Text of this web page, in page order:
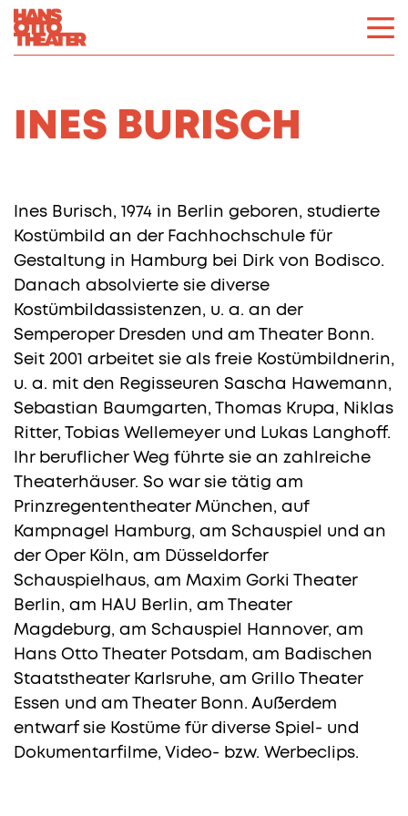
INES BURISCH
Ines Burisch, 1974 in Berlin geboren, studierte
Kostümbild an der Fachhochschule für
Gestaltung in Hamburg bei Dirk von Bodisco.
Danach absolvierte sie diverse
Kostümbildassistenzen, u. a. an der
Semperoper Dresden und am Theater Bonn.
Seit 2001 arbeitet sie als freie Kostümbildnerin,
u. a. mit den Regisseuren Sascha Hawemann,
Sebastian Baumgarten, Thomas Krupa, Niklas
Ritter, Tobias Wellemeyer und Lukas Langhoff.
Ihr beruflicher Weg führte sie an zahlreiche
Theaterhäuser. So war sie tätig am
Prinzregententheater München, auf
Kampnagel Hamburg, am Schauspiel und an
der Oper Köln, am Düsseldorfer
Schauspielhaus, am Maxim Gorki Theater
Berlin, am HAU Berlin, am Theater
Magdeburg, am Schauspiel Hannover, am
Hans Otto Theater Potsdam, am Badischen
Staatstheater Karlsruhe, am Grillo Theater
Essen und am Theater Bonn. Außerdem
entwarf sie Kostüme für diverse Spiel- und
Dokumentarfilme, Video- bzw. Werbeclips.